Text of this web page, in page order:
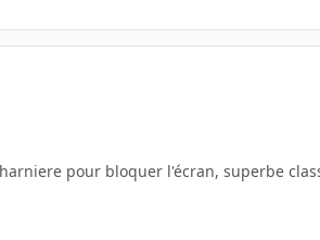
pour bloquer l'écran, superbe